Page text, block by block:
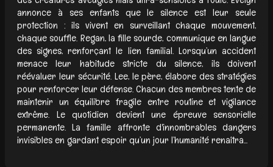
annonce à ses enfants que le silence est leur seule
protection : ils vivent en surveillant chaque mouvement,
chaque souffle. Regan, la fille sourde, communique en langue
des signes, renforçant le lien familial. Lorsqu’un accident
menace leur habitude stricte du silence, ils doivent
réévaluer leur sécurité. Lee, le père, élabore des stratégies
pour renforcer leur défense. Chacun des membres tente de
maintenir un équilibre fragile entre routine et vigilance
extrême. Le quotidien devient une épreuve sensorielle
permanente. La famille affronte d'innombrables dangers
invisibles en gardant espoir qu’un jour l’humanité renaîtra...